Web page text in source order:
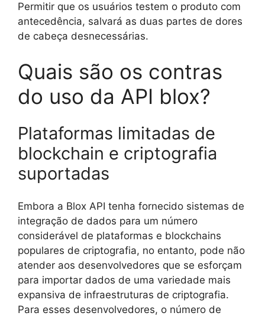
Permitir que os usuários testem o produto com
antecedência, salvará as duas partes de dores
de cabeça desnecessárias.
Quais são os contras
do uso da API blox?
Plataformas limitadas de
blockchain e criptografia
suportadas
Embora a Blox API tenha fornecido sistemas de
integração de dados para um número
considerável de plataformas e blockchains
populares de criptografia, no entanto, pode não
atender aos desenvolvedores que se esforçam
para importar dados de uma variedade mais
expansiva de infraestruturas de criptografia.
Para esses desenvolvedores, o número de